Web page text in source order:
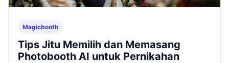
Magicbooth
Tips Jitu Memilih dan Memasang
Photobooth AI untuk Pernikahan